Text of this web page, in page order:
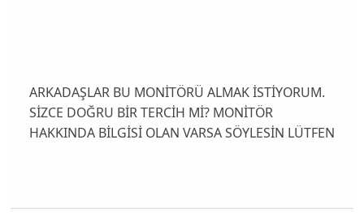
ARKADAŞLAR BU MONİTÖRÜ ALMAK İSTİYORUM.
SİZCE DOĞRU BİR TERCİH Mİ? MONİTÖR
HAKKINDA BİLGİSİ OLAN VARSA SÖYLESİN LÜTFEN